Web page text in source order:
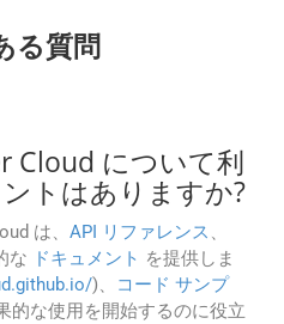
る質問
Cloud について利
トはありますか?
は、 API リファレンス 、
な ドキュメント を提供しま
)、
コード サンプ
的な使用を開始するのに役立